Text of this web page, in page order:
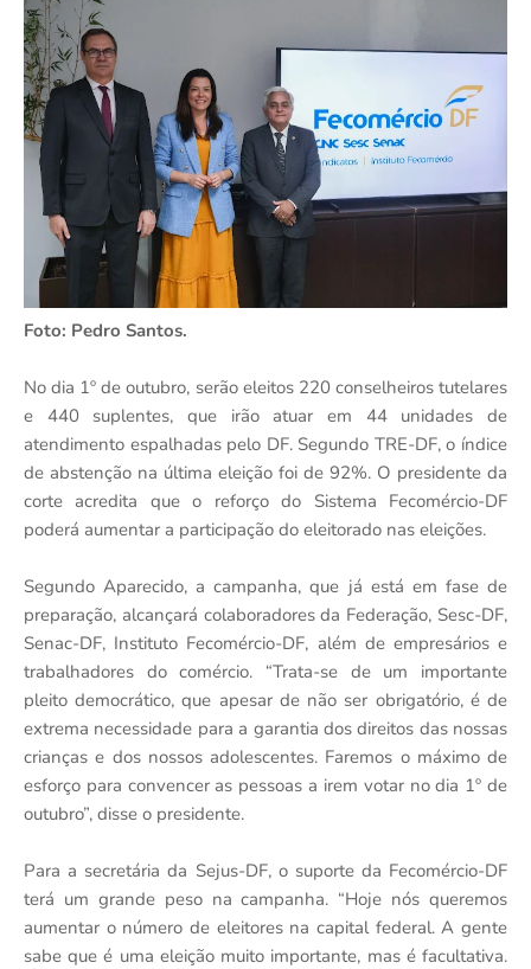
Foto: Pedro Santos.
No dia 1º de outubro, serão eleitos 220 conselheiros tutelares
e 440 suplentes, que irão atuar em 44 unidades de
atendimento espalhadas pelo DF. Segundo TRE-DF, o índice
de abstenção na última eleição foi de 92%. O presidente da
corte acredita que o reforço do Sistema Fecomércio-DF
poderá aumentar a participação do eleitorado nas eleições.
Segundo Aparecido, a campanha, que já está em fase de
preparação, alcançará colaboradores da Federação, Sesc-DF,
Senac-DF, Instituto Fecomércio-DF, além de empresários e
trabalhadores do comércio. “Trata-se de um importante
pleito democrático, que apesar de não ser obrigatório, é de
extrema necessidade para a garantia dos direitos das nossas
crianças e dos nossos adolescentes. Faremos o máximo de
esforço para convencer as pessoas a irem votar no dia 1º de
outubro”, disse o presidente.
Para a secretária da Sejus-DF, o suporte da Fecomércio-DF
terá um grande peso na campanha. “Hoje nós queremos
aumentar o número de eleitores na capital federal. A gente
sabe que é uma eleição muito importante, mas é facultativa.